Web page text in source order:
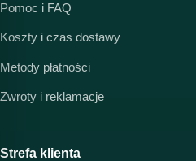
Pomoc i FAQ
Koszty i czas dostawy
Metody płatności
Zwroty i reklamacje
Strefa klienta